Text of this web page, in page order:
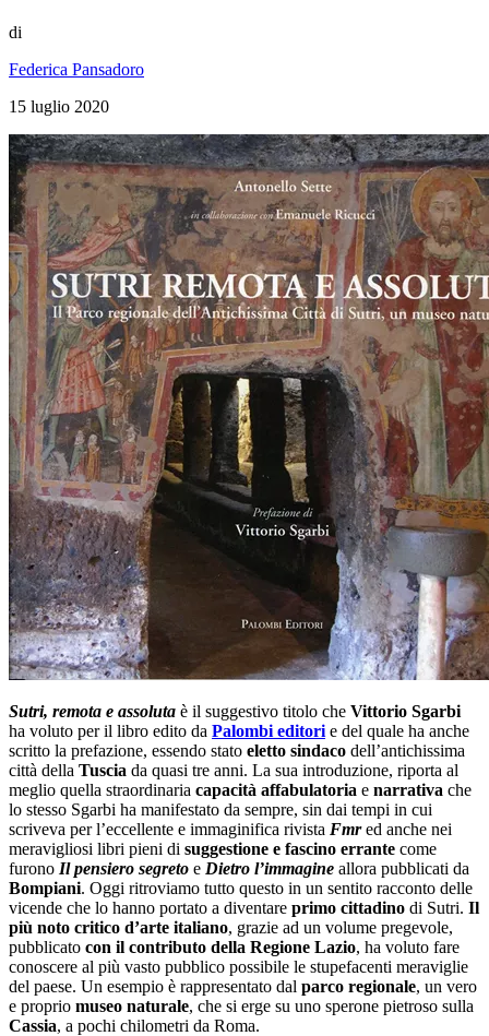
di
Federica Pansadoro
15 luglio 2020
Sutri, remota e assoluta è il suggestivo titolo che Vittorio Sgarbi
ha voluto per il libro edito da Palombi editori e del quale ha anche
scritto la prefazione, essendo stato eletto sindaco dell’antichissima
città della Tuscia da quasi tre anni. La sua introduzione, riporta al
meglio quella straordinaria capacità affabulatoria e narrativa che
lo stesso Sgarbi ha manifestato da sempre, sin dai tempi in cui
scriveva per l’eccellente e immaginifica rivista Fmred anche nei
meravigliosi libri pieni di suggestione e fascino errante come
furono Il pensiero segreto e Dietro l’immagine allora pubblicati da
Bompiani. Oggi ritroviamo tutto questo in un sentito racconto delle
vicende che lo hanno portato a diventare primo cittadino di Sutri. Il
più noto critico d’arte italiano, grazie ad un volume pregevole,
pubblicato con il contributo della Regione Lazio, ha voluto fare
conoscere al più vasto pubblico possibile le stupefacenti meraviglie
del paese. Un esempio è rappresentato dal parco regionale, un vero
e proprio museo naturale, che si erge su uno sperone pietroso sulla
Cassia, a pochi chilometri da Roma.